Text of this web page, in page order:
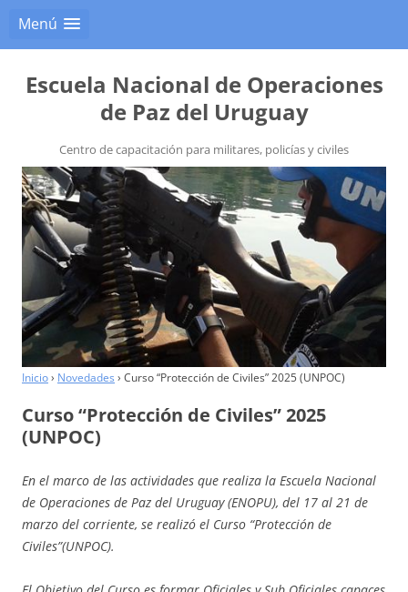
Menú
Escuela Nacional de Operaciones
de Paz del Uruguay
Centro de capacitación para militares, policías y civiles
Inicio › Novedades › Curso “Protección de Civiles” 2025 (UNPOC)
Curso “Protección de Civiles” 2025
(UNPOC)
En el marco de las actividades que realiza la Escuela Nacional
de Operaciones de Paz del Uruguay (ENOPU), del 17 al 21 de
marzo del corriente, se realizó el Curso “Protección de
Civiles”(UNPOC).